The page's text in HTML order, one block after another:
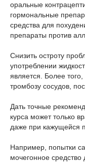
оральные
гормональные
средства для
препараты против
Снизить остроту
употреблении
является. Более
тромбозу сосудов,
Дать точные
курса может только
даже при кажущейся
Например, попытки
мочегонное